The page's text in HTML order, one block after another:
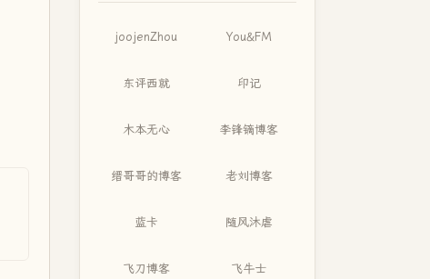
joojenZhou You&FM
东评西就 印记
木本无心 李锋镝博客
缙哥哥的博客 老刘博客
蓝卡 随风沐虐
飞刀博客 飞牛士